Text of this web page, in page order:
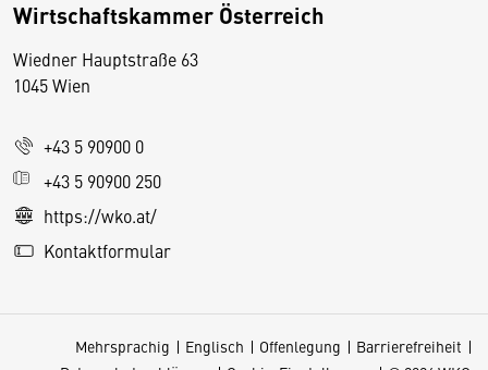
Wirtschaftskammer Österreich
Wiedner Hauptstraße 63
1045 Wien
+43 5 90900 0
+43 5 90900 250
https://wko.at/
Kontaktformular
Mehrsprachig Englisch Offenlegung
Barrierefreiheit
D
s
e
S
e